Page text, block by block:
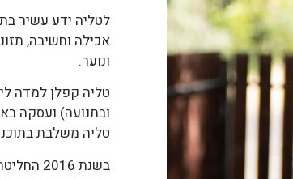
לטליה ידע עשיר
אכילה וחשיבה,
ונוער.
טליה קפלן למדה
ובתנועה) ועסקה
טליה משלבת
בשנת